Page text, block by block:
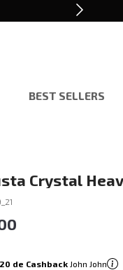
BEST SELLERS
Crystal
de Cashback John John